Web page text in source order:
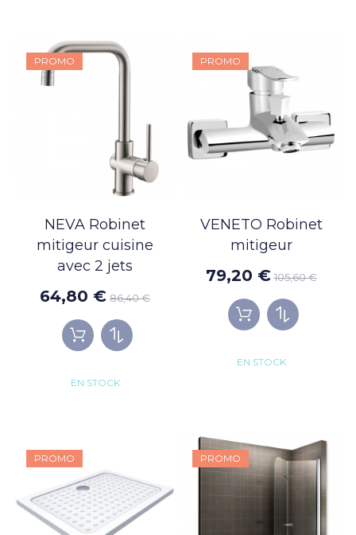
PROMO
NEVA Robinet
mitigeur cuisine
avec 2 jets
64,80 € 86,40 €
EN STOCK
PROMO
VENETO Robinet
mitigeur
79,20 € 105,60 €
EN STOCK
PROMO PROMO